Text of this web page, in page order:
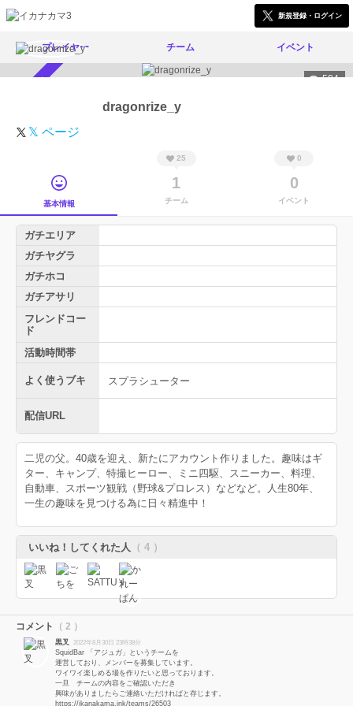
新規登録・ログイン
プレイヤー チーム イベント
504
dragonrize_y
𝕏 ページ
基本情報
25
1
チーム
0
0
イベント
ガチエリア
ガチヤグラ
ガチホコ
ガチアサリ
フレンドコー
ド
活動時間帯
よく使うブキ スプラシューター
配信URL
二児の父。40歳を迎え、新たにアカウント作りました。趣味はギ
ター、キャンプ、特撮ヒーロー、ミニ四駆、スニーカー、料理、
自動車、スポーツ観戦（野球&プロレス）などなど。人生80年、
一生の趣味を見つける為に日々精進中！
いいね！してくれた人 （ 4 ）
コメント （ 2 ）
黒叉 2022年8月30日 23時38分
SquidBar 「アジュガ」というチームを
運営しており、メンバーを募集しています。
ワイワイ楽しめる場を作りたいと思っております。
一旦 チームの内容をご確認いただき
興味がありましたらご連絡いただければと存じます。
https://ikanakama.ink/teams/26503